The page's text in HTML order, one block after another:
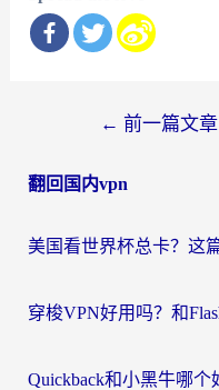
导
← 前一篇文章
翻回国内vpn